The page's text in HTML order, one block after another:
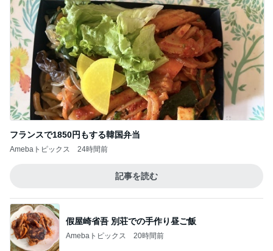
フランスで1850円もする韓国弁当
Amebaトピックス 24時間前
記事を読む
假屋崎省吾 別荘での手作り昼ご飯
Amebaトピックス 20時間前